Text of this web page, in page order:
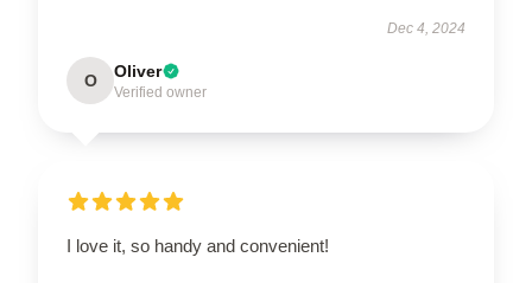
Dec 4, 2024
O Oliver
Verified owner
I love it, so handy and convenient!